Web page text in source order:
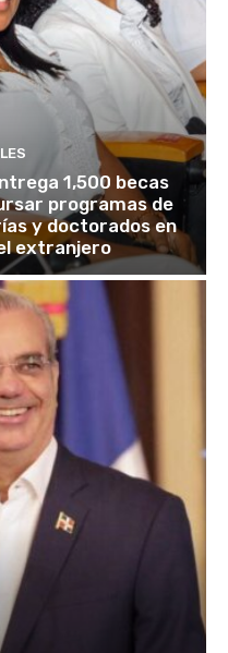
1,500 becas
programas de
y doctorados en
extranjero